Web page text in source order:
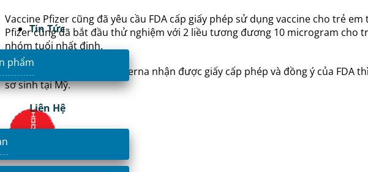
Tin Tức
phẩm
Liên Hệ
Vaccine Pfizer cũng đã yêu cầu FDA cấp giấy phép sử dụng vaccine cho trẻ
Pfizer cũng đã bắt đầu thử nghiệm với 2 liều tương đương 10 microgram
nhóm tuổi nhất định.
Nếu loại vanccine của Moderna nhận được giấy cấp phép và đồng ý của
sơ sinh tại Mỹ.